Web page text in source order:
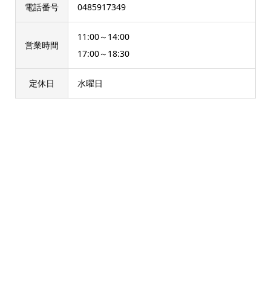
電話番号 0485917349
営業時間
11:00～14:00
17:00～18:30
定休日 水曜日